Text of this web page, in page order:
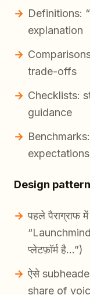
Definitions:
explanation
trade-offs
Checklists:
guidance
expectations
Design
पहले पैराग्राफ में
प्लेटफ़ॉर्म है…”)
ऐसे
share of